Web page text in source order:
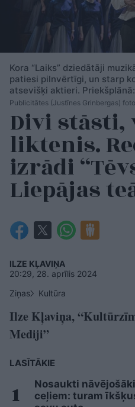
Kora “Laiks” dziedātāji
patiesi pilnvērtīgi, un starp
atsevišķi aktieri.
Publicitātes (Justīnes Grinbergas) foto
Divi stāsti,
liktenis.
izrādi
Liepājas
ILZE KĻAVIŅA
20:29, 28. aprīlis 2024
Ziņas
Kultūra
Ilze Kļaviņa,
Mediji”
LASĪTĀKIE
Nosaukti
ceļiem: turam